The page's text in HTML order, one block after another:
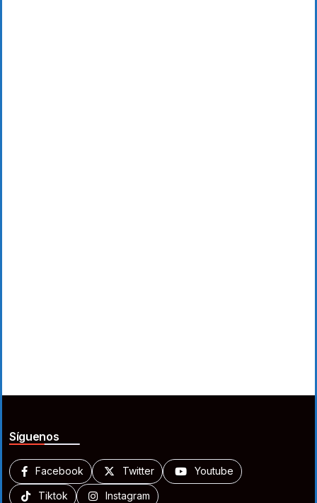
Síguenos
Facebook Twitter Youtube
Tiktok Instagram